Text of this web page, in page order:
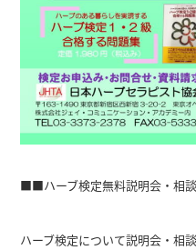
■■ハーブ検定無料説明会・相
ハーブ検定について説明会・相